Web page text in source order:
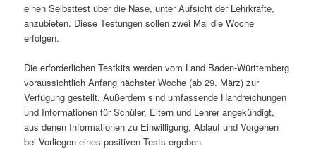
einen Selbsttest über die Nase, unter Aufsicht der Lehrkräfte,
anzubieten. Diese Testungen sollen zwei Mal die Woche
erfolgen.
Die erforderlichen Testkits werden vom Land Baden-Württemberg
voraussichtlich Anfang nächster Woche (ab 29. März) zur
Verfügung gestellt. Außerdem sind umfassende Handreichungen
und Informationen für Schüler, Eltern und Lehrer angekündigt,
aus denen Informationen zu Einwilligung, Ablauf und Vorgehen
bei Vorliegen eines positiven Tests ergeben.